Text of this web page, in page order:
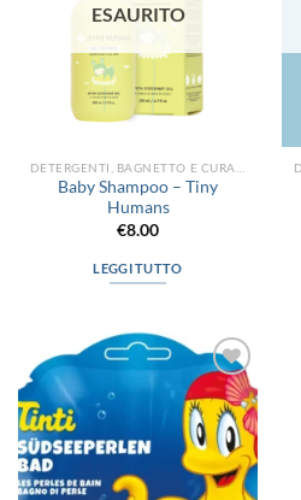
ESAURITO
Baby Shampoo – Tiny
Humans
€8.00
LEGGI TUTTO
Aggiungi
alla lista
dei
desideri